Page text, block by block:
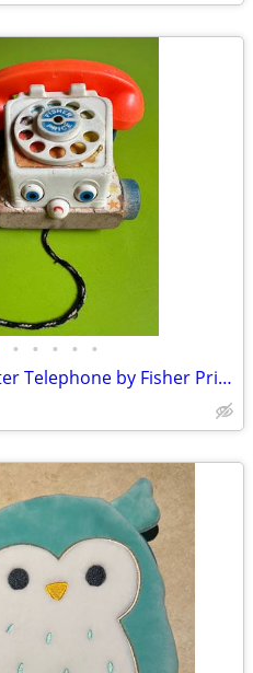
• • • • •
Classic 1961 Chatter Telephone by Fisher Price toys (FP #747)